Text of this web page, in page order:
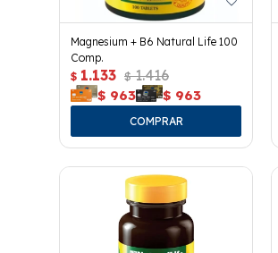
Magnesium + B6 Natural Life 100
Comp.
$ 1.133 $ 1.416
$ 963 $ 963